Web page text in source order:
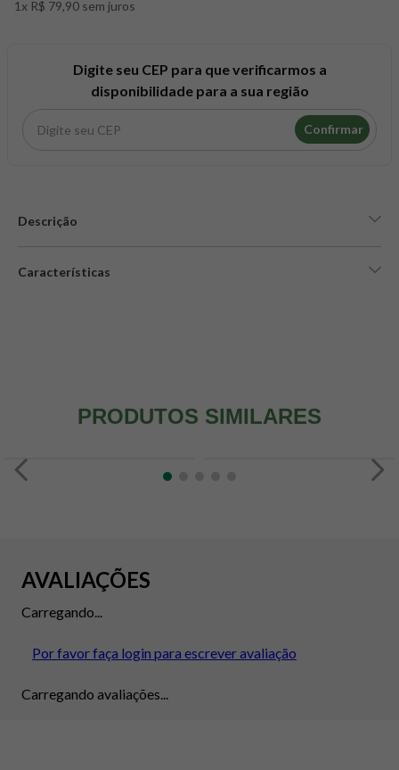
1x R$ 79,90 sem juros
Digite seu CEP para que verificarmos a
disponibilidade para a sua região
Confirmar
Descrição
Características
PRODUTOS SIMILARES
AVALIAÇÕES
Carregando...
Por favor faça login para escrever avaliação
Carregando avaliações...
8º snack proteico mundo verde